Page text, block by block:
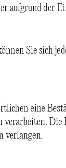
aufgrund der
Sie sich
eine
verarbeiten.
verlangen.